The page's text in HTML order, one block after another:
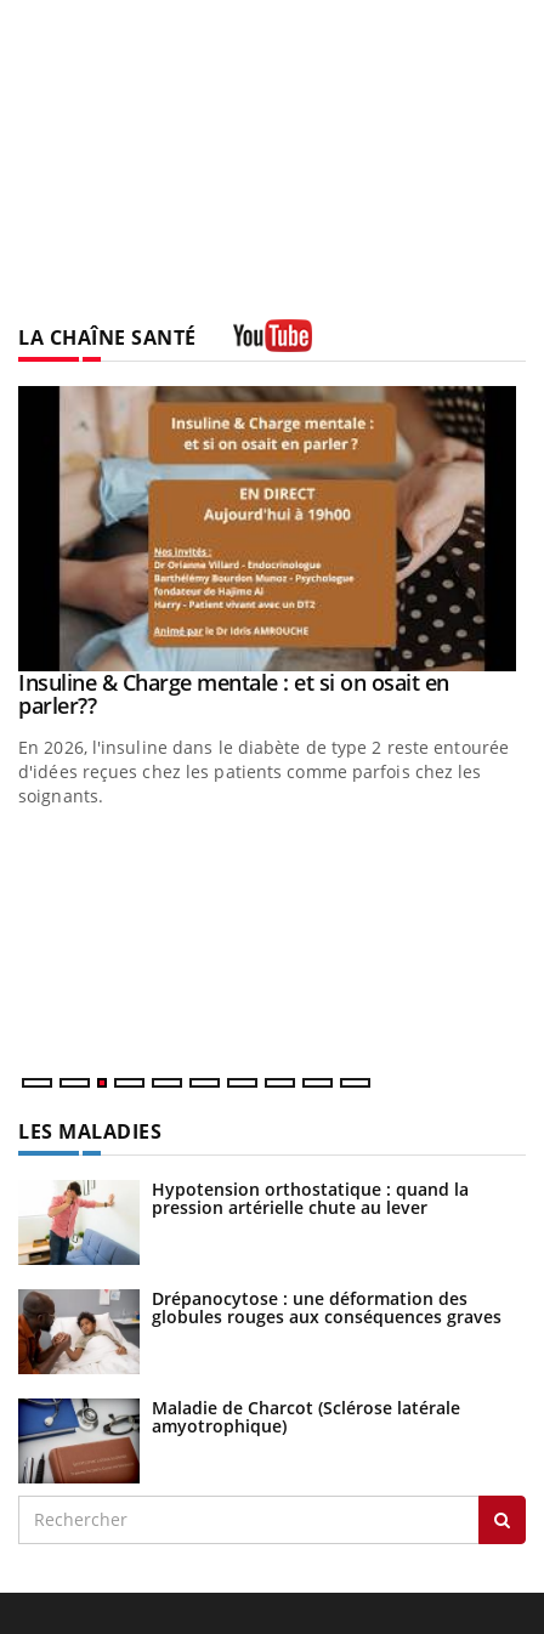
LA CHAÎNE SANTÉ
Youtube
Insuline & Charge mentale : et si on osait en
parler??Youtube
En 2026, l'insuline dans le diabète de type 2 reste entourée
d'idées reçues chez les patients comme parfois chez les
soignants.
LES MALADIES
Hypotension orthostatique : quand la
pression artérielle chute au lever
Drépanocytose : une déformation des
globules rouges aux conséquences graves
Maladie de Charcot (Sclérose latérale
amyotrophique)